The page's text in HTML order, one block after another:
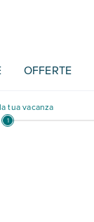
OFFERTE
tua vacanza